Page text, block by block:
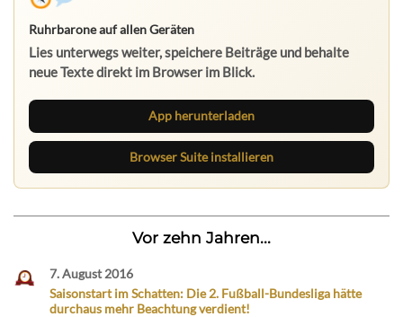
Ruhrbarone auf allen Geräten
Lies unterwegs weiter, speichere Beiträge und behalte
neue Texte direkt im Browser im Blick.
App herunterladen
Browser Suite installieren
Vor zehn Jahren...
7. August 2016
Saisonstart im Schatten: Die 2. Fußball-Bundesliga hätte
durchaus mehr Beachtung verdient!